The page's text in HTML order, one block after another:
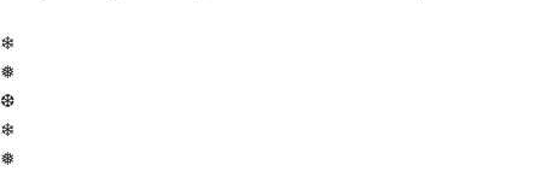
❄
❅
❆
❄
❅